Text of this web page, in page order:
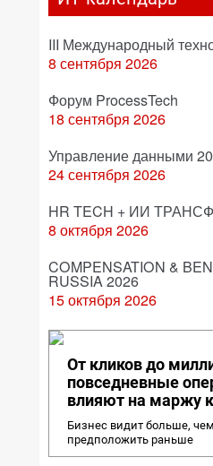
III Международный
8 сентября 2026
Форум ProcessTech
18 сентября 2026
Управление данными
24 сентября 2026
HR TECH + ИИ
8 октября 2026
COMPENSATION &
RUSSIA 2026
15 октября 2026
От кликов до
повседневные
влияют на маржу
Бизнес видит больше,
предположить раньше